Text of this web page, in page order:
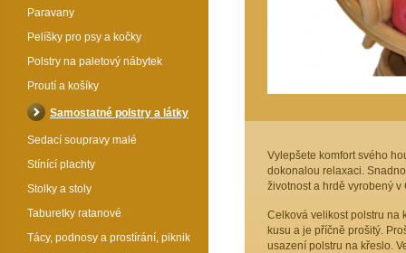
Vylepšete komfort svého
dokonalou relaxaci.
životnost a hrdě vyrobený
Celková velikost polstru na
kusu a je příčně prošitý.
usazení polstru na křeslo.
Paravany
Pelíšky pro psy a kočky
Polstry na paletový nábytek
Proutí a košíky
Samostatné polstry a látky
Sedací soupravy malé
Stínící plachty
Stolky a stoly
Taburetky ratanové
Tácy, podnosy a prostírání, piknik